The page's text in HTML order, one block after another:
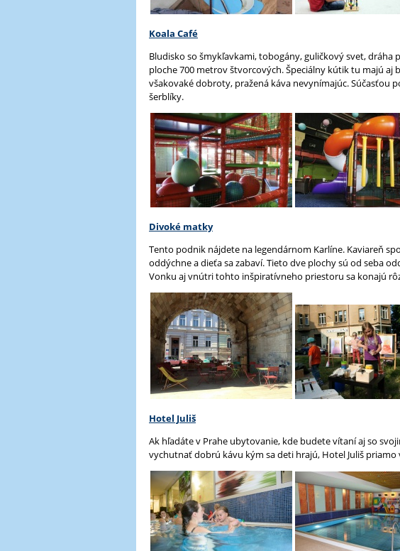
Koala Café
Bludisko so šmykľavkami, tobogány, guličkový svet, dráha
ploche 700 metrov štvorcových. Špeciálny kútik tu majú aj
všakovaké dobroty, pražená káva nevynímajúc. Súčasťou
šerblíky.
Divoké matky
Tento podnik nájdete na legendárnom Karlíne. Kaviareň
oddýchne a dieťa sa zabaví. Tieto dve plochy sú od seba
Vonku aj vnútri tohto inšpiratívneho priestoru sa konajú
Hotel Juliš
Ak hľadáte v Prahe ubytovanie, kde budete vítaní aj so
vychutnať dobrú kávu kým sa deti hrajú, Hotel Juliš